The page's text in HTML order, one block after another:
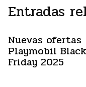
Entradas
Nuevas ofertas
Playmobil Black
Friday 2025